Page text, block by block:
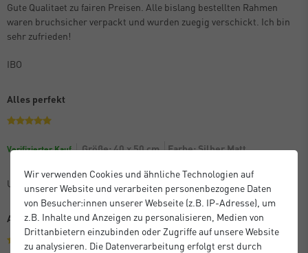
Gute Qualitaet zu fairen Preisen. Alle bislang bestellten Rahmen
waren bruchsicher verpackt und wurden zuegig verschickt. Ich bin
sehr zufrieden!
IBO
Alles perfekt
Verifizierter Kauf Größe: 40 x 50 cm Farbe: Silber Matt
Unbekannt
Alles prima
Wir verwenden Cookies und ähnliche Technologien auf
unserer Website und verarbeiten personenbezogene Daten
von Besucher:innen unserer Webseite (z.B. IP-Adresse), um
z.B. Inhalte und Anzeigen zu personalisieren, Medien von
Drittanbietern einzubinden oder Zugriffe auf unsere Website
zu analysieren. Die Datenverarbeitung erfolgt erst durch